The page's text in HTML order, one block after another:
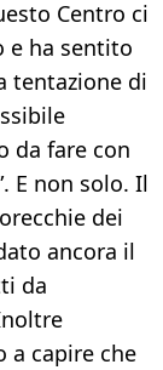
Centro ci
e ha sentito
tentazione di
da fare con
E non solo. Il
dei
ancora il
da
a capire che